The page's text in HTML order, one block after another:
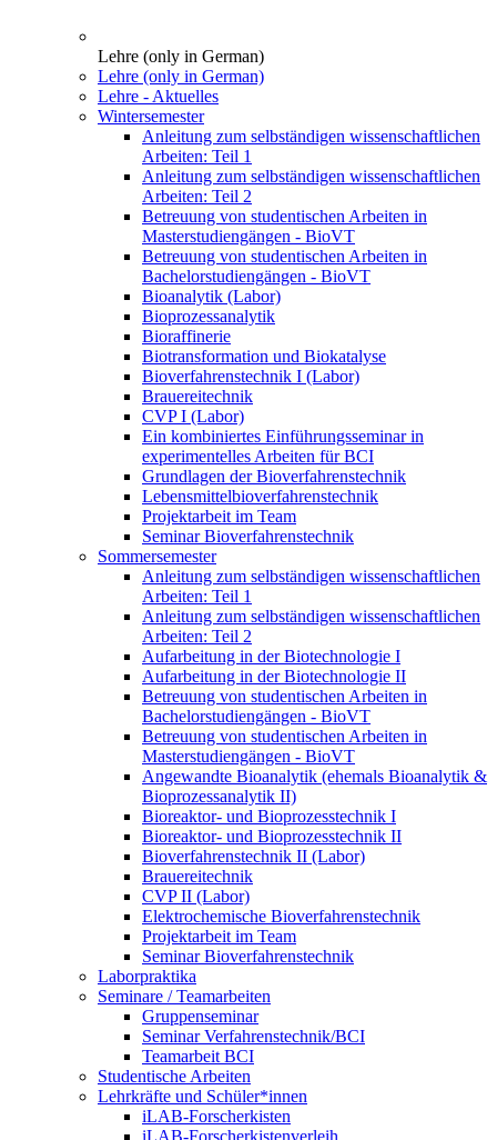
Lehre (only in German)
Lehre (only in German)
Lehre - Aktuelles
Wintersemester
Anleitung zum selbständigen wissenschaftlichen
Arbeiten: Teil 1
Anleitung zum selbständigen wissenschaftlichen
Arbeiten: Teil 2
Betreuung von studentischen Arbeiten in
Masterstudiengängen - BioVT
Betreuung von studentischen Arbeiten in
Bachelorstudiengängen - BioVT
Bioanalytik (Labor)
Bioprozessanalytik
Bioraffinerie
Biotransformation und Biokatalyse
Bioverfahrenstechnik I (Labor)
Brauereitechnik
CVP I (Labor)
Ein kombiniertes Einführungsseminar in
experimentelles Arbeiten für BCI
Grundlagen der Bioverfahrenstechnik
Lebensmittelbioverfahrenstechnik
Projektarbeit im Team
Seminar Bioverfahrenstechnik
Sommersemester
Anleitung zum selbständigen wissenschaftlichen
Arbeiten: Teil 1
Anleitung zum selbständigen wissenschaftlichen
Arbeiten: Teil 2
Aufarbeitung in der Biotechnologie I
Aufarbeitung in der Biotechnologie II
Betreuung von studentischen Arbeiten in
Bachelorstudiengängen - BioVT
Betreuung von studentischen Arbeiten in
Masterstudiengängen - BioVT
Angewandte Bioanalytik (ehemals Bioanalytik &
Bioprozessanalytik II)
Bioreaktor- und Bioprozesstechnik I
Bioreaktor- und Bioprozesstechnik II
Bioverfahrenstechnik II (Labor)
Brauereitechnik
CVP II (Labor)
Elektrochemische Bioverfahrenstechnik
Projektarbeit im Team
Seminar Bioverfahrenstechnik
Laborpraktika
Seminare / Teamarbeiten
Gruppenseminar
Seminar Verfahrenstechnik/BCI
Teamarbeit BCI
Studentische Arbeiten
Lehrkräfte und Schüler*innen
iLAB-Forscherkisten
iLAB-Forscherkistenverleih